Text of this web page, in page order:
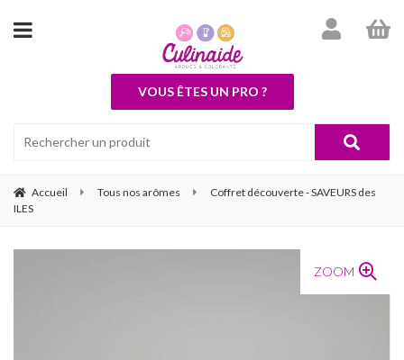
VOUS ÊTES UN PRO ?
Accueil Tous nos arômes
Coffret découverte - SAVEURS des
ILES
ZOOM